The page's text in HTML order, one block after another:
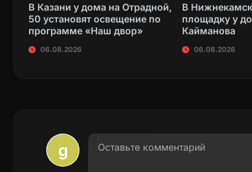
В Казани у дома на Отрадной,
50 установят освещение по
программе «Наш двор»
06.08.2026
В
площадку у
Кайманова
06.08.2026